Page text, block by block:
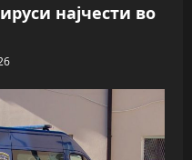
најчести во